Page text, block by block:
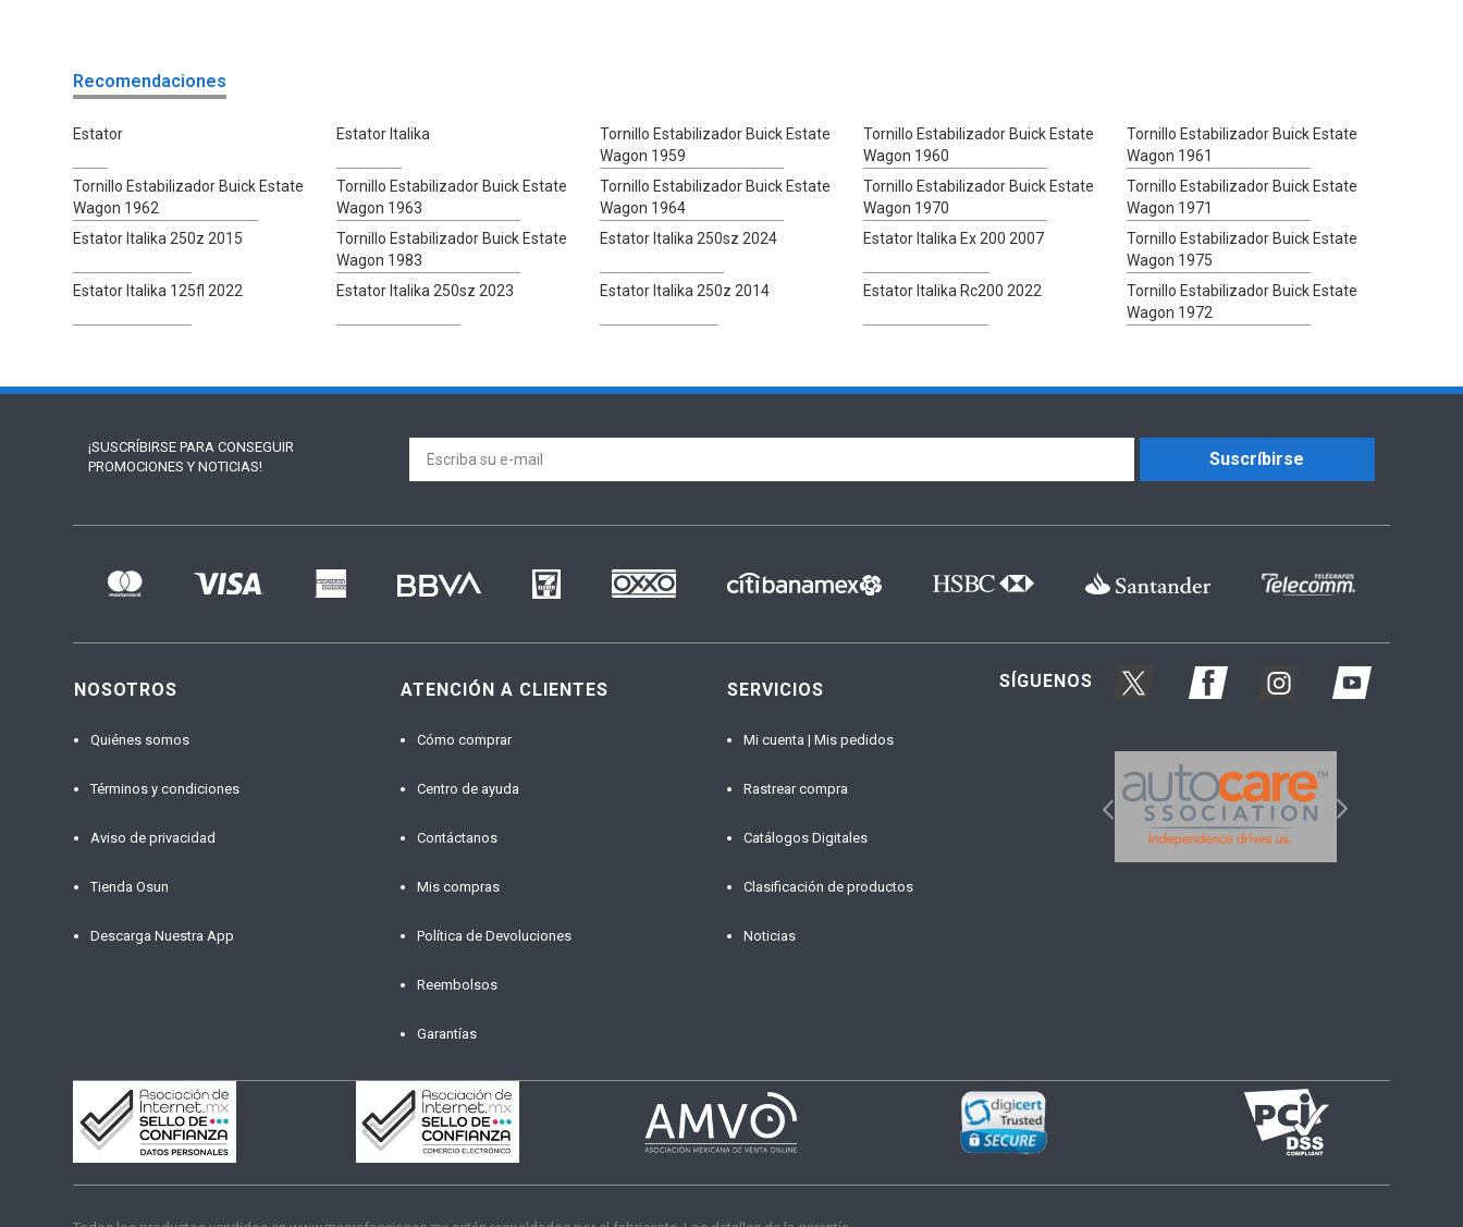
Recomendaciones
Estator Estator Italika
Tornillo Estabilizador Buick Estate
Wagon 1959
Tornillo Estabilizador Buick Estate
Wagon 1960
Tornillo Estabilizador Buick Estate
Wagon 1961
Tornillo Estabilizador Buick Estate
Wagon 1962
Tornillo Estabilizador Buick Estate
Wagon 1963
Tornillo Estabilizador Buick Estate
Wagon 1964
Tornillo Estabilizador Buick Estate
Wagon 1970
Tornillo Estabilizador Buick Estate
Wagon 1971
Estator Italika 250z 2015
Tornillo Estabilizador Buick Estate
Wagon 1983
Estator Italika 250sz 2024 Estator Italika Ex 200 2007
Tornillo Estabilizador Buick Estate
Wagon 1975
Estator Italika 125fl 2022
Estator Italika 250sz 2023 Estator Italika 250z 2014 Estator Italika Rc200 2022
Tornillo Estabilizador Buick Estate
Wagon 1972
¡SUSCRÍBIRSE PARA CONSEGUIR
PROMOCIONES Y NOTICIAS!
Suscríbirse
NOSOTROS
Quiénes somos
Términos y condiciones
Aviso de privacidad
Tienda Osun
Descarga Nuestra App
ATENCIÓN A CLIENTES
Cómo comprar
Centro de ayuda
Contáctanos
Mis compras
Política de Devoluciones
Reembolsos
Garantías
SERVICIOS
Mi cuenta | Mis pedidos
Rastrear compra
Catálogos Digitales
Clasificación de productos
Noticias
SÍGUENOS